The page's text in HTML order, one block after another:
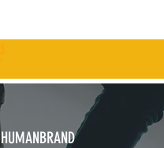
HUMANBRAND